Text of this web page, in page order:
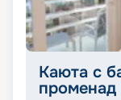
Каюта с
променад